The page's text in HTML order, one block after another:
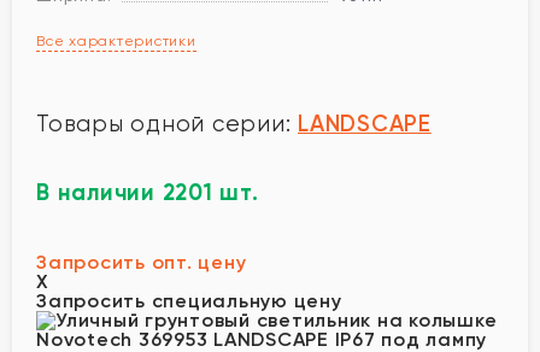
Все характеристики
Товары одной серии: LANDSCAPE
В наличии 2201 шт.
Запросить опт. цену
X
Запросить специальную цену